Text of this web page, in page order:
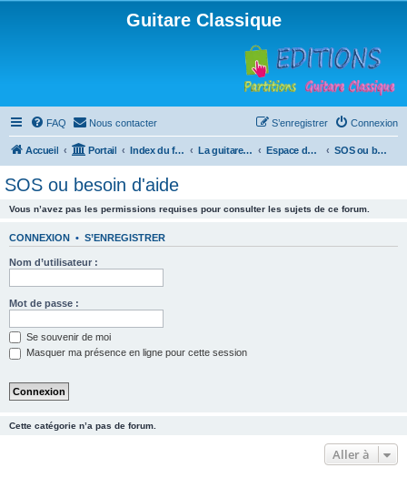
Guitare Classique
FAQ Nous contacter Connexion
S’enregistrer
Accueil Portail Index du forum La guitare : instrument, cours et théorie Espace débutants SOS ou besoin d'aide
SOS ou besoin d'aide
Vous n’avez pas les permissions requises pour consulter les sujets de ce forum.
CONNEXION • S’ENREGISTRER
Nom d’utilisateur :
Mot de passe :
Se souvenir de moi
Masquer ma présence en ligne pour cette session
Cette catégorie n’a pas de forum.
Aller à